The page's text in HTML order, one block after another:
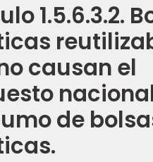
1.5.6.3.2.
causan el
de